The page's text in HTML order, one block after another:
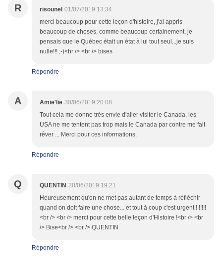
R risounel 01/07/2019 13:34
merci beaucoup pour cette leçon d'histoire, j'ai appris
beaucoup de choses, comme beaucoup certainement, je
pensais que le Québec était un état à lui tout seul...je suis
nulle!!! ;-)<br /> <br /> bises
Répondre
A Amie'lie 30/06/2019 20:08
Tout cela me donne très envie d'aller visiter le Canada, les
USA ne me tentent pas trop mais le Canada par contre me fait
rêver ... Merci pour ces informations.
Répondre
Q QUENTIN 30/06/2019 19:21
Heureusement qu'on ne met pas autant de temps à réfléchir
quand on doit faire une chose... et tout à coup c'est urgent ! !!!!!
<br /> <br /> merci pour cette belle leçon d'Histoire !<br /> <br
/> Bise<br /> <br /> QUENTIN
Répondre